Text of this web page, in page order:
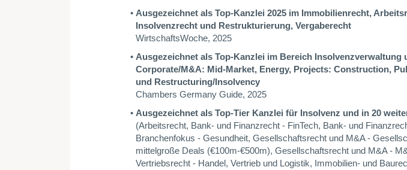
Ausgezeichnet als Top-Kanzlei 2025 im Immobilienrecht,
Insolvenzrecht und Restrukturierung, Vergaberecht
WirtschaftsWoche, 2025
Ausgezeichnet als Top-Kanzlei im Bereich Insolvenzverwaltung
Corporate/M&A: Mid-Market, Energy, Projects: Construction,
und Restructuring/Insolvency
Chambers Germany Guide, 2025
Ausgezeichnet als Top-Tier Kanzlei für Insolvenz und in 20
(Arbeitsrecht, Bank- und Finanzrecht - FinTech, Bank- und
Branchenfokus - Gesundheit, Gesellschaftsrecht und M&A -
mittelgroße Deals (€100m-€500m), Gesellschaftsrecht und M&A -
Vertriebsrecht - Handel, Vertrieb und Logistik, Immobilien- und